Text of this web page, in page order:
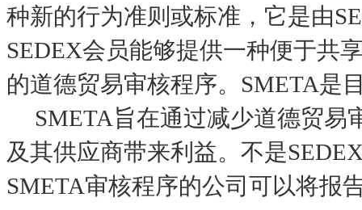
种新的行为准则或标准，它是由
SEDEX会员能够提供一种便于共
的道德贸易审核程序。SMETA是
SMETA旨在通过减少道德贸易
及其供应商带来利益。不是
SMETA审核程序的公司可以将报